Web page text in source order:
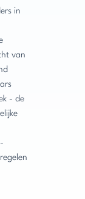
in
van
- de